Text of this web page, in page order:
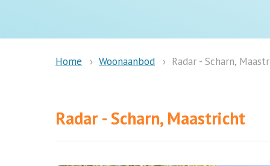
Home Woonaanbod Radar - Scharn,
Radar - Scharn, Maastricht